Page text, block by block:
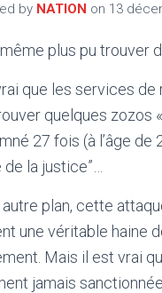
by NATION on 13
même plus pu
que les services de
quelques zozos
27 fois (à l’âge
de la justice”…
autre plan, cette
une véritable haine
Mais il est vrai
jamais